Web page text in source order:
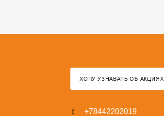
ХОЧУ УЗНАВАТЬ ОБ АКЦИЯХ
+78442202019